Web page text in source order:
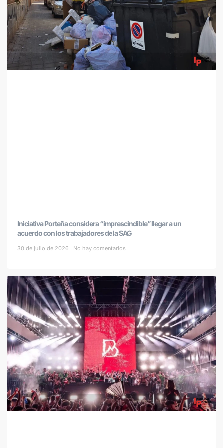
Iniciativa Porteña considera “imprescindible” llegar a un
acuerdo con los trabajadores de la SAG
30 de julio de 2026 No hay comentarios